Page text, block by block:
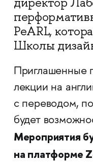
PeARL,
Школы
Приглашенные
лекции на
с переводом,
будет
Мероприятия
на платформе